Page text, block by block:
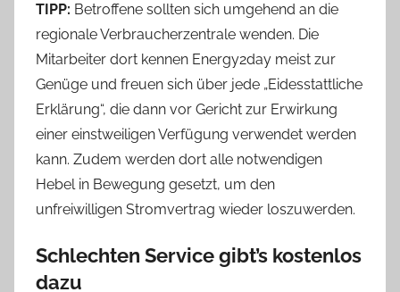
TIPP: Betroffene sollten sich umgehend an die
regionale Verbraucherzentrale wenden. Die
Mitarbeiter dort kennen Energy2day meist zur
Genüge und freuen sich über jede „Eidesstattliche
Erklärung“, die dann vor Gericht zur Erwirkung
einer einstweiligen Verfügung verwendet werden
kann. Zudem werden dort alle notwendigen
Hebel in Bewegung gesetzt, um den
unfreiwilligen Stromvertrag wieder loszuwerden.
Schlechten Service gibt’s kostenlos
dazu